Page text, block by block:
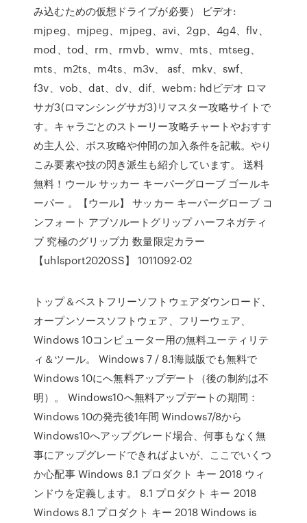
み込むための仮想ドライブが必要） ビデオ:
mjpeg、mjpeg、mjpeg、avi、2gp、4g4、flv、
mod、tod、rm、rmvb、wmv、mts、mtseg、
mts、m2ts、m4ts、m3v、 asf、mkv、swf、
f3v、vob、dat、dv、dif、webm: hdビデオ ロマ
サガ3(ロマンシングサガ3)リマスター攻略サイトで
す。キャラごとのストーリー攻略チャートやおすす
め主人公、ボス攻略や仲間の加入条件を記載。やり
こみ要素や技の閃き派生も紹介しています。 送料
無料！ウール サッカー キーパーグローブ ゴールキ
ーパー 。【ウール】 サッカー キーパーグローブ コ
ンフォート アブソルートグリップ ハーフネガティ
ブ 究極のグリップ力 数量限定カラー
【uhlsport2020SS】 1011092-02
トップ＆ベストフリーソフトウェアダウンロード、
オープンソースソフトウェア、フリーウェア、
Windows 10コンピューター用の無料ユーティリテ
ィ＆ツール。 Windows 7 / 8.1海賊版でも無料で
Windows 10にへ無料アップデート（後の制約は不
明）。 Windows10へ無料アップデートの期間：
Windows 10の発売後1年間 Windows7/8から
Windows10へアップグレード場合、何事もなく無
事にアップグレードできればよいが、ここでいくつ
か心配事 Windows 8.1 プロダクト キー 2018 ウィ
ンドウを定義します。 8.1 プロダクト キー 2018
Windows 8.1 プロダクト キー 2018 Windows is